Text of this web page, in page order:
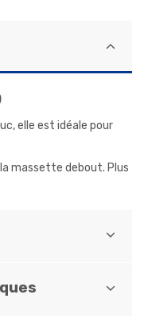
elle est idéale pour
massette debout. Plus